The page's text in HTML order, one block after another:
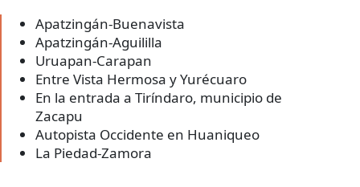
Apatzingán-Buenavista
Apatzingán-Aguililla
Uruapan-Carapan
Entre Vista Hermosa y Yurécuaro
En la entrada a Tiríndaro, municipio de
Zacapu
Autopista Occidente en Huaniqueo
La Piedad-Zamora